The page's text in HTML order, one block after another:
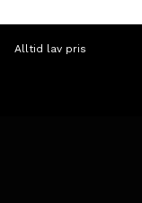
Alltid lav pris